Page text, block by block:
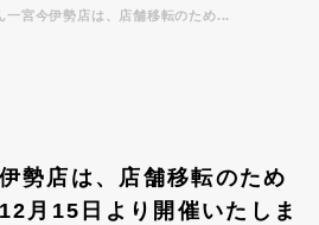
一宮今伊勢店は、店舗移転のため...
勢店は、店舗移転のため
月15日より開催いたしま